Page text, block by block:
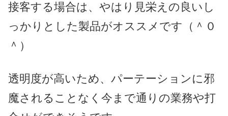
接客する場合は、やはり見栄えの良いし
っかりとした製品がオススメです（＾０
＾）
透明度が高いため、パーテーションに邪
魔されることなく今まで通りの業務や打